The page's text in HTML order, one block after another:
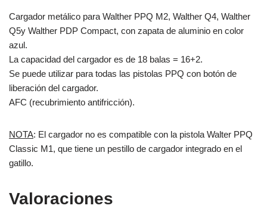
Cargador metálico para Walther PPQ M2, Walther Q4, Walther
Q5y Walther PDP Compact, con zapata de aluminio en color
azul.
La capacidad del cargador es de 18 balas = 16+2.
Se puede utilizar para todas las pistolas PPQ con botón de
liberación del cargador.
AFC (recubrimiento antifricción).
NOTA: El cargador no es compatible con la pistola Walter PPQ
Classic M1, que tiene un pestillo de cargador integrado en el
gatillo.
Valoraciones